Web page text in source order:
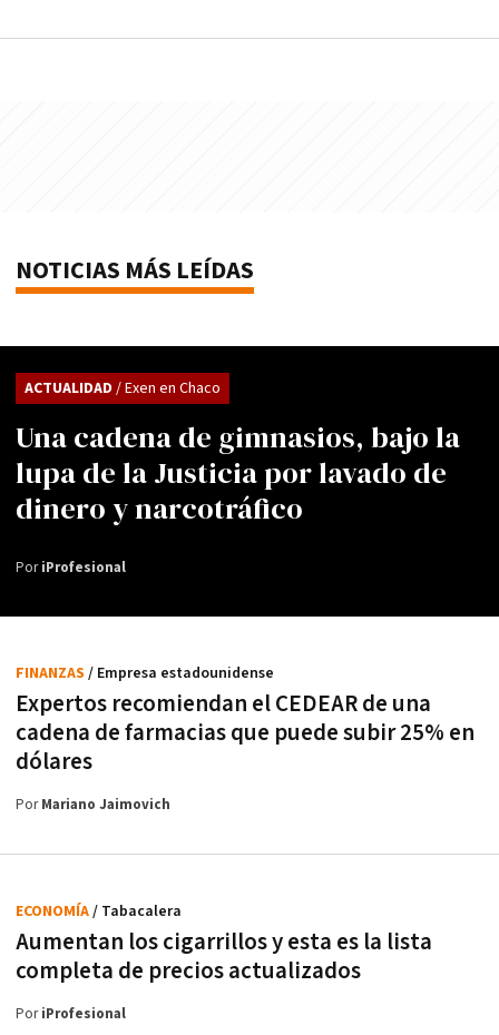
NOTICIAS MÁS LEÍDAS
Una cadena de gimnasios, bajo la
lupa de la Justicia por lavado de
dinero y narcotráfico
ACTUALIDAD / Exen en Chaco
PoriProfesional
Expertos recomiendan el CEDEAR de una
cadena de farmacias que puede subir 25% en
dólares
FINANZAS / Empresa estadounidense
PorMariano Jaimovich
Aumentan los cigarrillos y esta es la lista
completa de precios actualizados
ECONOMÍA/ Tabacalera
PoriProfesional